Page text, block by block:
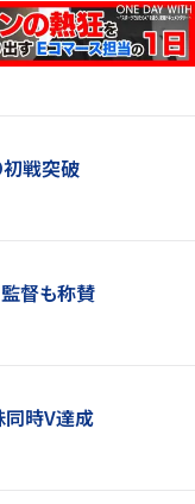
戦突破
督も称賛
同時V達成